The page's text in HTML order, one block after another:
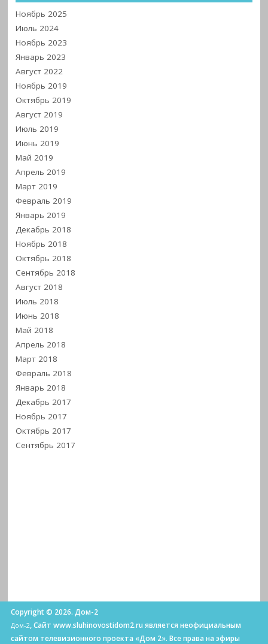
Ноябрь 2025
Июль 2024
Ноябрь 2023
Январь 2023
Август 2022
Ноябрь 2019
Октябрь 2019
Август 2019
Июль 2019
Июнь 2019
Май 2019
Апрель 2019
Март 2019
Февраль 2019
Январь 2019
Декабрь 2018
Ноябрь 2018
Октябрь 2018
Сентябрь 2018
Август 2018
Июль 2018
Июнь 2018
Май 2018
Апрель 2018
Март 2018
Февраль 2018
Январь 2018
Декабрь 2017
Ноябрь 2017
Октябрь 2017
Сентябрь 2017
Copyright © 2026. Дом-2
Дом-2, Сайт www.sluhinovostidom2.ru является неофициальным
сайтом телевизионного проекта «Дом 2». Все права на эфиры